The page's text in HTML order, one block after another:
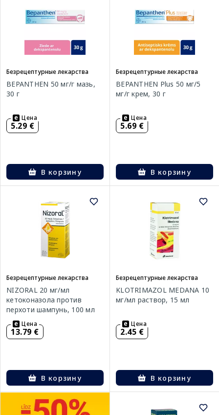
Безрецептурные лекарства
BEPANTHEN 50 мг/г мазь,
30 г
Цена
5.29 €
В корзину
Безрецептурные лекарства
BEPANTHEN Plus 50 мг/5
мг/г крем, 30 г
Цена
5.69 €
В корзину
Безрецептурные лекарства
NIZORAL 20 мг/мл
кетоконазола против
перхоти шампунь, 100 мл
Цена
13.79 €
В корзину
Безрецептурные лекарства
KLOTRIMAZOL MEDANA 10
мг/мл раствор, 15 мл
Цена
2.45 €
В корзину